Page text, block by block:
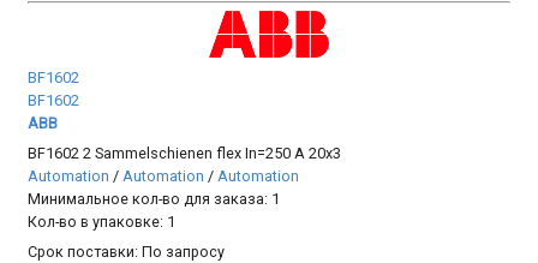
BF1602
BF1602
ABB
BF1602 2 Sammelschienen flex In=250 A 20x3
Automation / Automation / Automation
Минимальное кол-во для заказа: 1
Кол-во в упаковке: 1
Срок поставки:По запросу